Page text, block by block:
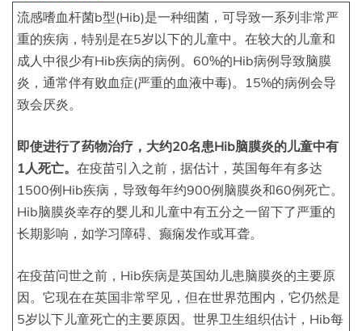
流感嗜血杆菌b型(Hib)是一种细菌，可导致一系列非常严
重的疾病，特别是在5岁以下的儿童中。在较大的儿童和
成人中很少有Hib疾病的病例。60%的Hib病例导致脑膜
炎，通常伴有败血症(严重的血液中毒)。15%的病例会导
致会厌炎。
即使进行了药物治疗，大约20名患Hib脑膜炎的儿童中有
1人死亡。 在疫苗引入之前，据估计，英国每年有多达
1500例Hib疾病，导致每年约900例脑膜炎和60例死亡。
Hib脑膜炎幸存的婴儿和儿童中有五分之一留下了严重的
长期影响，如学习障碍、癫痫发作或耳聋。
在疫苗问世之前，Hib疾病是英国幼儿患脑膜炎的主要原
因。它现在在英国非常罕见，但在世界范围内，它仍然是
5岁以下儿童死亡的主要原因。世界卫生组织估计，Hib每